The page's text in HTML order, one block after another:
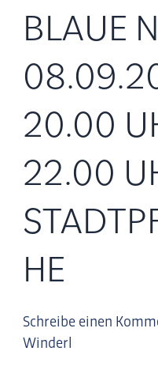
BLAUE
20.00
22.00
HE
Schreibe einen
Winderl
08.09.2023
20.00
Uhr
bis
22.00
in
Stadtpfarrkirche